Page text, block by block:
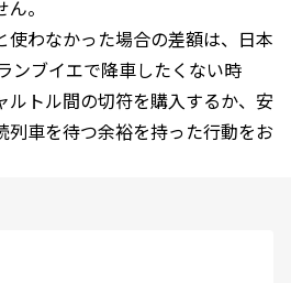
。
使わなかった場合の差額は、日本
ンブイエで降車したくない時
ルトル間の切符を購入するか、安
列車を待つ余裕を持った行動をお